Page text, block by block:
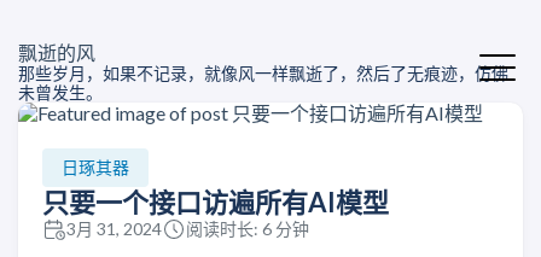
飘逝的风
那些岁月，如果不记录，就像风一样飘逝了，然后了无痕迹，仿佛
未曾发生。
日琢其器
只要一个接口访遍所有AI模型
3月 31, 2024 阅读时长: 6 分钟